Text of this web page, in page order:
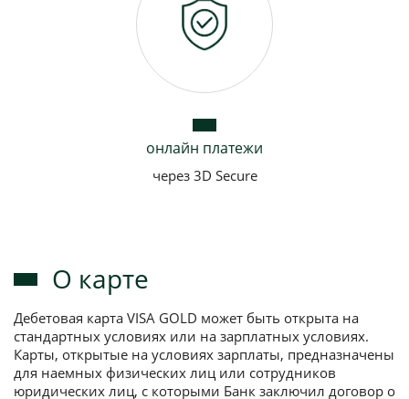
онлайн платежи
через 3D Secure
О карте
Дебетовая карта VISA GOLD может быть открыта на
стандартных условиях или на зарплатных условиях.
Карты, открытые на условиях зарплаты, предназначены
для наемных физических лиц или сотрудников
юридических лиц, с которыми Банк заключил договор о